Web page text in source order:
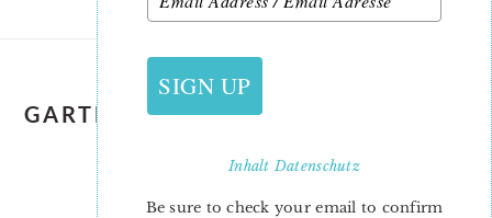
GARTENSTRAUSS
SIGN UP
InhaltDatenschutz
Be sure to check your email to confirm